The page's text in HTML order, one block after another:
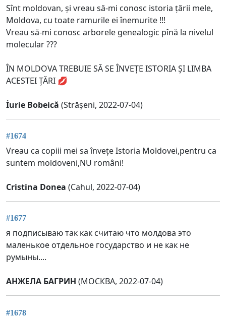
Sînt moldovan, și vreau să-mi conosc istoria țării mele,
Moldova, cu toate ramurile ei înemurite !!!
Vreau să-mi conosc arborele genealogic pînă la nivelul
molecular ???
ÎN MOLDOVA TREBUIE SĂ SE ÎNVEȚE ISTORIA ȘI LIMBA
ACESTEI ȚĂRI 💋
İurie Bobeică (Strășeni, 2022-07-04)
#1674
Vreau ca copiii mei sa învețe Istoria Moldovei,pentru ca
suntem moldoveni,NU români!
Cristina Donea (Cahul, 2022-07-04)
#1677
я подписываю так как считаю что молдова это
маленькое отдельное государство и не как не
румыны....
АНЖЕЛА БАГРИН (МОСКВА, 2022-07-04)
#1678